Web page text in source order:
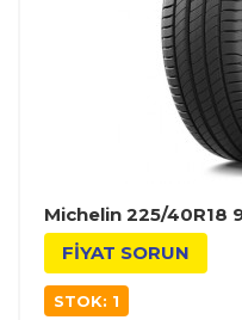
Michelin 225/40R18
FİYAT SORUN
STOK: 1